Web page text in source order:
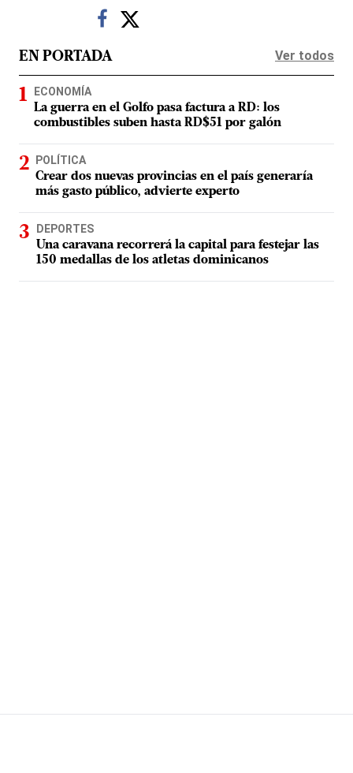
EN PORTADA Ver todos
ECONOMÍA
La guerra en el Golfo pasa factura a RD: los
combustibles suben hasta RD$51 por galón
POLÍTICA
Crear dos nuevas provincias en el país generaría
más gasto público, advierte experto
DEPORTES
Una caravana recorrerá la capital para festejar las
150 medallas de los atletas dominicanos